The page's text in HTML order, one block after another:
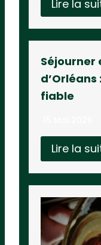
Lire la
Séjourner
fiable
Lire la